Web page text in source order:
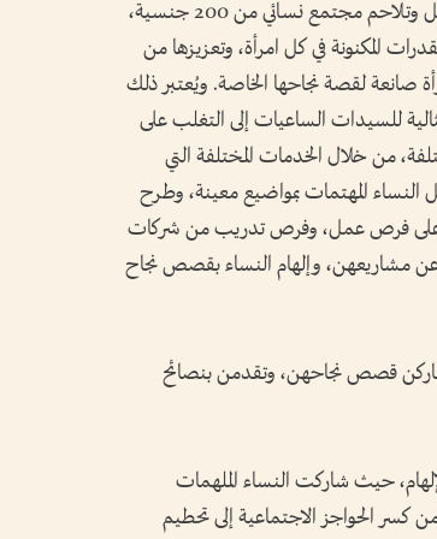
اللامحدودة للنساء في دولة الإمارات، وذلك من خلال تواصل وتلاحم مجتمع نسائي من 200 جنسية،
المكنونة في كل امرأة، وتعزيزها من
صانعة لقصة نجاحها الخاصة. ويُعتبر ذلك
للسيدات الساعيات إلى التغلب على
من خلال الخدمات المختلفة التي
النساء المهتمات بمواضيع معينة، وطرح
على فرص عمل، وفرص تدريب من شركات
عن مشاريعهن، وإلهام النساء بقصص نجاح
قصص نجاحهن، وتقدمن بنصائح
حيث شاركت النساء الملهمات
الحواجز الاجتماعية إلى تحطيم